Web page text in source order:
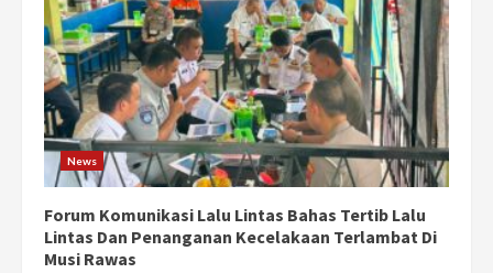
News
Forum Komunikasi Lalu Lintas Bahas Tertib Lalu
Lintas Dan Penanganan Kecelakaan Terlambat Di
Musi Rawas